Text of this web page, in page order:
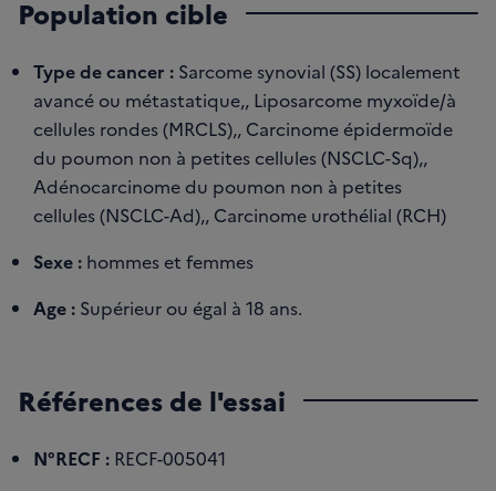
Population cible
Type de cancer : Sarcome synovial (SS) localement
avancé ou métastatique,, Liposarcome myxoïde/à
cellules rondes (MRCLS),, Carcinome épidermoïde
du poumon non à petites cellules (NSCLC-Sq),,
Adénocarcinome du poumon non à petites
cellules (NSCLC-Ad),, Carcinome urothélial (RCH)
Sexe : hommes et femmes
Age : Supérieur ou égal à 18 ans.
Références de l'essai
N°RECF : RECF-005041